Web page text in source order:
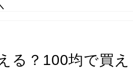
る？100均で買え